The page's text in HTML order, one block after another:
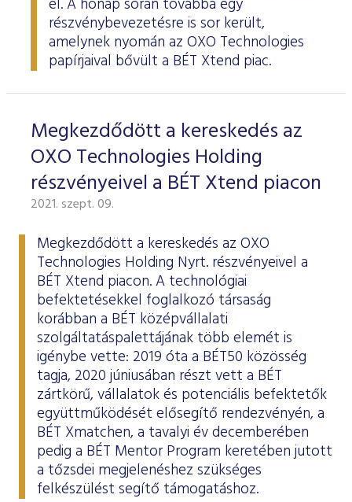
ESG Útmutató
el. A hónap során továbbá egy
részvénybevezetésre is sor került,
amelynek nyomán az OXO Technologies
papírjaival bővült a BÉT Xtend piac.
Megkezdődött a kereskedés az
OXO Technologies Holding
részvényeivel a BÉT Xtend piacon
2021. szept. 09.
Megkezdődött a kereskedés az OXO
Technologies Holding Nyrt. részvényeivel a
BÉT Xtend piacon. A technológiai
befektetésekkel foglalkozó társaság
korábban a BÉT középvállalati
szolgáltatáspalettájának több elemét is
igénybe vette: 2019 óta a BÉT50 közösség
tagja, 2020 júniusában részt vett a BÉT
zártkörű, vállalatok és potenciális befektetők
együttműködését elősegítő rendezvényén, a
BÉT Xmatchen, a tavalyi év decemberében
pedig a BÉT Mentor Program keretébenjutott
a tőzsdei megjelenéshez szükséges
felkészülést segítő támogatáshoz.